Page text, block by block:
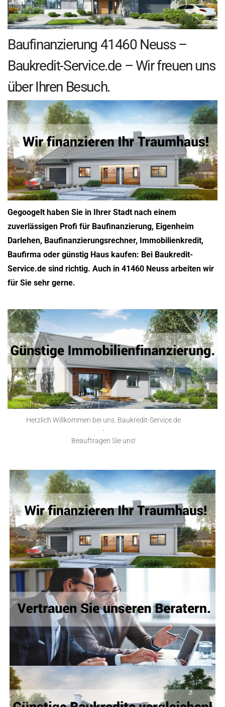
Baufinanzierung 41460 Neuss –
Baukredit-Service.de – Wir freuen uns
über Ihren Besuch.
Gegoogelt haben Sie in Ihrer Stadt nach einem
zuverlässigen Profi für Baufinanzierung, Eigenheim
Darlehen, Baufinanzierungsrechner, Immobilienkredit,
Baufirma oder günstig Haus kaufen: Bei Baukredit-
Service.de sind richtig. Auch in 41460 Neuss arbeiten wir
für Sie sehr gerne.
Herzlich Willkommen bei uns. Baukredit-Service.de
-
Beauftragen Sie uns!